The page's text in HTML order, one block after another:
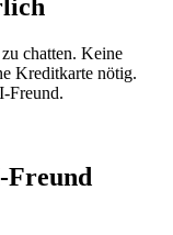
chatten. Keine
Kreditkarte nötig.
Freund.
Freund